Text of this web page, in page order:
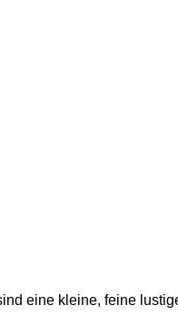
eine kleine, feine